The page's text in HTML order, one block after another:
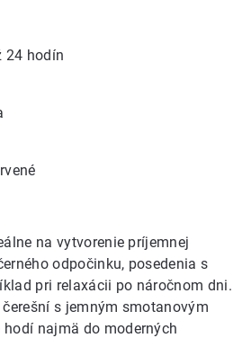
24 hodín
na vytvorenie príjemnej
odpočinku, posedenia s
pri relaxácii po náročnom dni.
s jemným smotanovým
najmä do moderných